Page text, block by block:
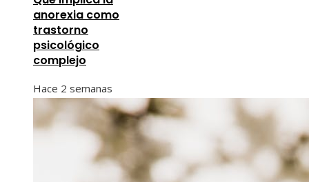
anorexia como
trastorno
psicológico
complejo
Hace 2 semanas